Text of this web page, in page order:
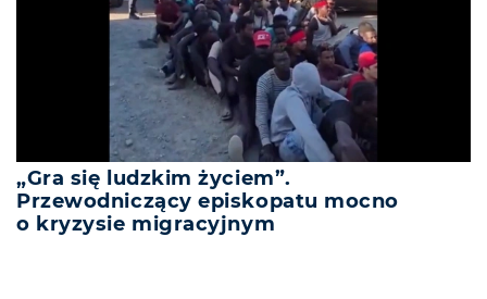
„Gra się ludzkim życiem”.
Przewodniczący episkopatu mocno
o kryzysie migracyjnym